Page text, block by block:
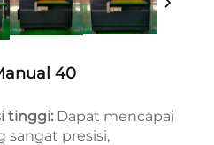
40
tinggi: Dapat mencapai
sangat presisi,